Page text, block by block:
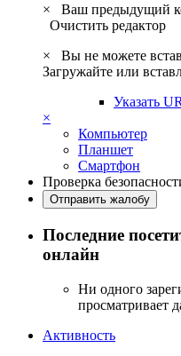
×
Ваш предыдущий
Очистить редактор
×
Вы не можете
Загружайте или
Указать
×
Компьютер
Планшет
Смартфон
Проверка
Отправить жалобу
Последние
онлайн
Ни одного
просматривает
Активность